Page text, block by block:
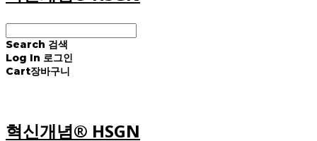
Search 검색
Log In 로그인
Cart장바구니
혁신개념® HSGN